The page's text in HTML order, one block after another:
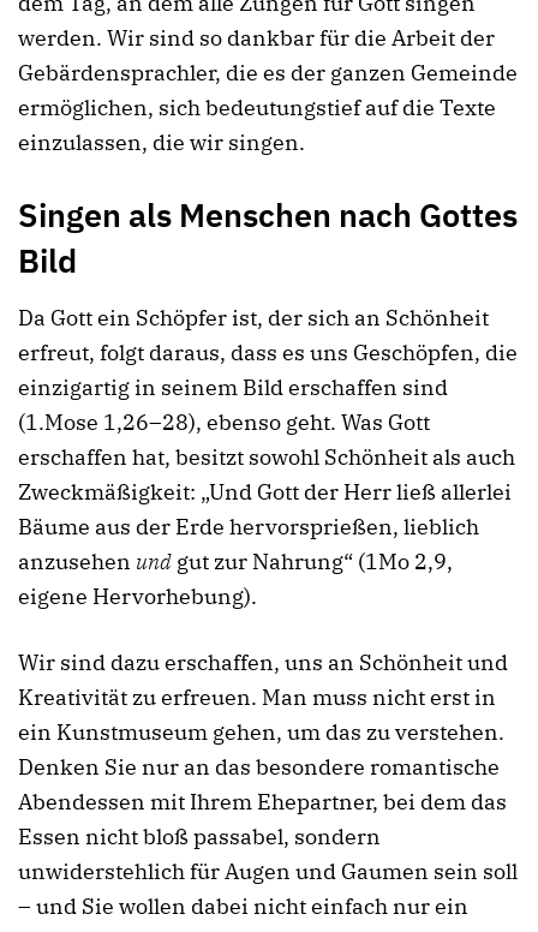
werden. Wir sind so dankbar für die Arbeit der
Gebärdensprachler, die es der ganzen Gemeinde
ermöglichen, sich bedeutungstief auf die Texte
einzulassen, die wir singen.
Singen als Menschen nach Gottes
Bild
Da Gott ein Schöpfer ist, der sich an Schönheit
erfreut, folgt daraus, dass es uns Geschöpfen, die
einzigartig in seinem Bild erschaffen sind
(1.Mose 1,26–28), ebenso geht. Was Gott
erschaffen hat, besitzt sowohl Schönheit als auch
Zweckmäßigkeit: „Und Gott der Herr ließ allerlei
Bäume aus der Erde hervorsprießen, lieblich
anzusehen und gut zur Nahrung“ (1Mo 2,9,
eigene Hervorhebung).
Wir sind dazu erschaffen, uns an Schönheit und
Kreativität zu erfreuen. Man muss nicht erst in
ein Kunstmuseum gehen, um das zu verstehen.
Denken Sie nur an das besondere romantische
Abendessen mit Ihrem Ehepartner, bei dem das
Essen nicht bloß passabel, sondern
unwiderstehlich für Augen und Gaumen sein soll
– und Sie wollen dabei nicht einfach nur ein